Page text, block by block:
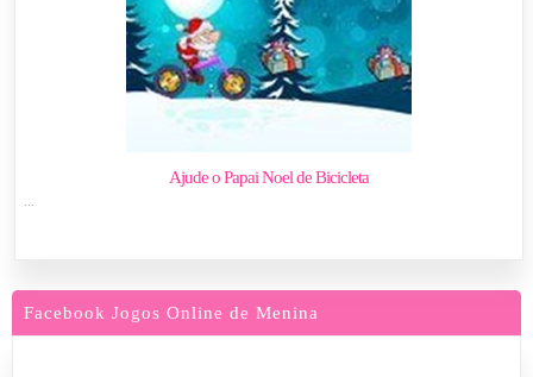
Ajude o Papai Noel de Bicicleta
Facebook Jogos Online de Menina